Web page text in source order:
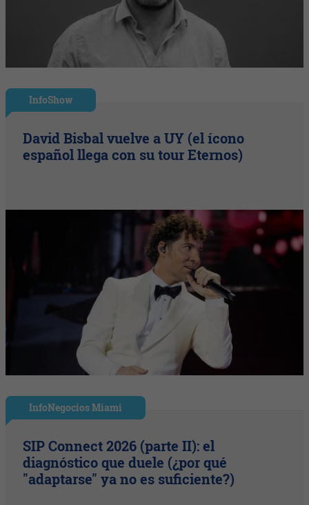
InfoShow
David Bisbal vuelve a UY (el ícono
español llega con su tour Eternos)
InfoNegocios Miami
SIP Connect 2026 (parte II): el
diagnóstico que duele (¿por qué
"adaptarse" ya no es suficiente?)